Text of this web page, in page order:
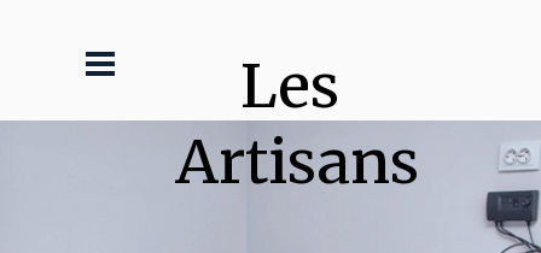
Les
Artisans